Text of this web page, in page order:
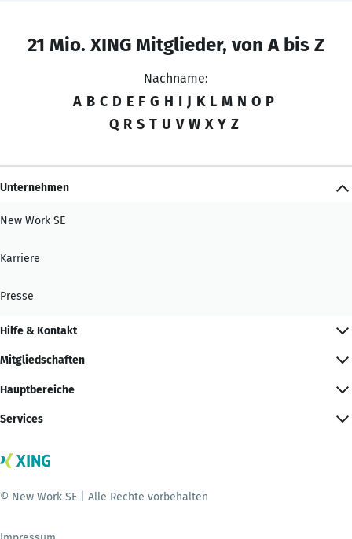
21 Mio. XING Mitglieder, von A bis Z
Nachname:
A B C D E F G H I J K L M N O P
Q R S T U V W X Y Z
Unternehmen
New Work SE
Karriere
Presse
Hilfe & Kontakt
Mitgliedschaften
Hauptbereiche
Services
© New Work SE | Alle Rechte vorbehalten